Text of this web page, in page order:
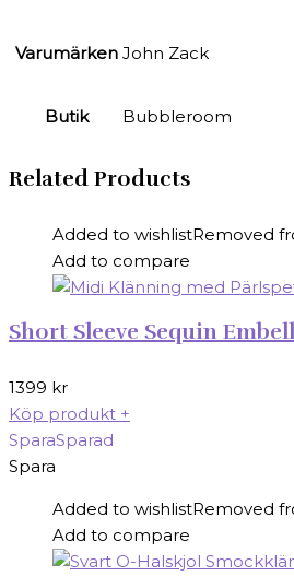
Varumärken John Zack
Butik Bubbleroom
Related Products
Added to wishlistRemoved
Add to compare
Short Sleeve Sequin
1399 kr
Köp produkt +
SparaSparad
Spara
Added to wishlistRemoved
Add to compare